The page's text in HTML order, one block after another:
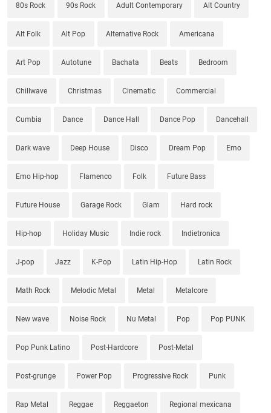
80s Rock 90s Rock Adult Contemporary Alt Country
Alt Folk Alt Pop Alternative Rock Americana
Art Pop Autotune Bachata Beats Bedroom
Chillwave Christmas Cinematic Commercial
Cumbia Dance Dance Hall Dance Pop Dancehall
Dark wave Deep House Disco Dream Pop Emo
Emo Hip-hop Flamenco Folk Future Bass
Future House Garage Rock Glam Hard rock
Hip-hop Holiday Music Indie rock Indietronica
J-pop Jazz K-Pop Latin Hip-Hop Latin Rock
Math Rock Melodic Metal Metal Metalcore
New wave Noise Rock Nu Metal Pop Pop PUNK
Pop Punk Latino Post-Hardcore Post-Metal
Post-grunge Power Pop Progressive Rock Punk
Rap Metal Reggae Reggaeton Regional mexicana